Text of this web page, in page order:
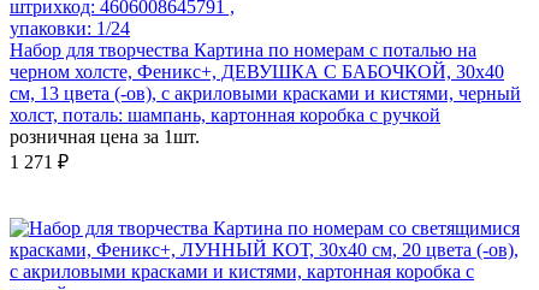
штрихкод: 4606008645791 ,
упаковки: 1/24
Набор для творчества Картина по номерам с поталью на
черном холсте, Феникс+, ДЕВУШКА С БАБОЧКОЙ, 30х40
см, 13 цвета (-ов), с акриловыми красками и кистями, черный
холст, поталь: шампань, картонная коробка с ручкой
розничная цена за 1шт.
1 271 ₽